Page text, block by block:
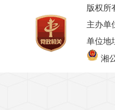
版权所
主办单
单位地
湘